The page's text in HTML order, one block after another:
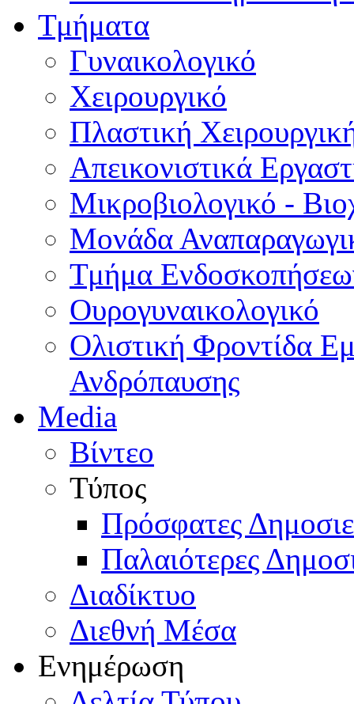
Τμήματα
Γυναικολογικό
Χειρουργικό
Πλαστική
Απεικονιστικά
Μικροβιολογικό -
Μονάδα
Τμήμα
Ουρογυναικολογικό
Ολιστική Φροντίδα
Ανδρόπαυσης
Media
Βίντεο
Τύπος
Πρόσφατες
Παλαιότερες
Διαδίκτυο
Διεθνή Μέσα
Ενημέρωση